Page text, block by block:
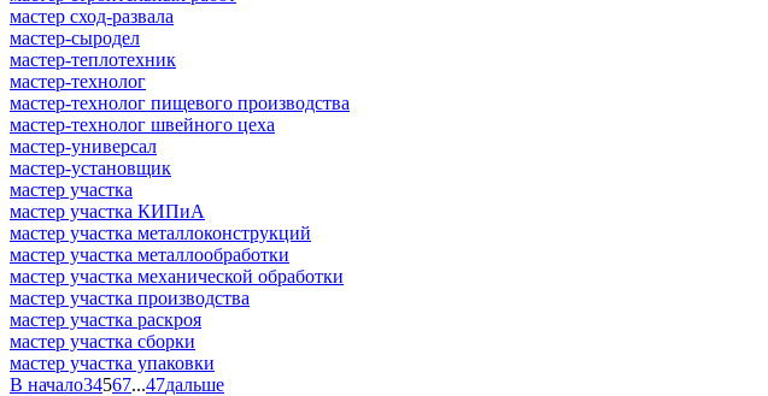
мастер сход-развала
мастер-сыродел
мастер-теплотехник
мастер-технолог
мастер-технолог пищевого производства
мастер-технолог швейного цеха
мастер-универсал
мастер-установщик
мастер участка
мастер участка КИПиА
мастер участка металлоконструкций
мастер участка металлообработки
мастер участка механической обработки
мастер участка производства
мастер участка раскроя
мастер участка сборки
мастер участка упаковки
В начало34567...47дальше